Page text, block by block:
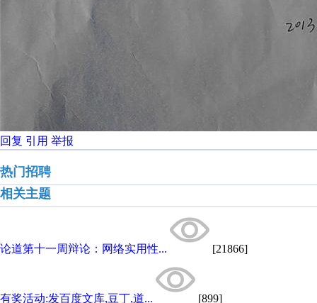
回复 引用 举报
热门招聘
相关主题
论道第十一周辩论：网络实用性... [21866]
有奖活动:发百度文库,豆丁,道... [899]